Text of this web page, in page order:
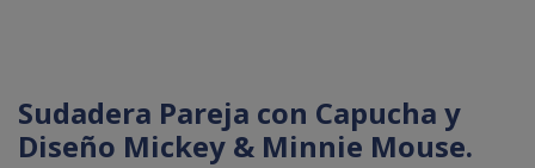
Sudadera Pareja con Capucha y
Diseño Mickey & Minnie Mouse.